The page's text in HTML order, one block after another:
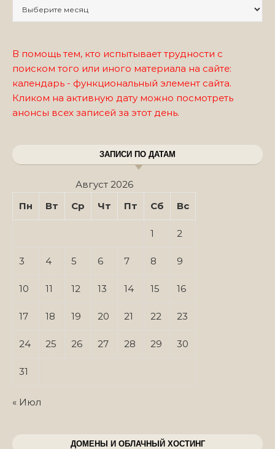
В помощь тем, кто испытывает трудности с
поиском того или иного материала на сайте:
календарь - функциональный элемент сайта.
Кликом на активную дату можно посмотреть
анонсы всех записей за этот день.
ЗАПИСИ ПО ДАТАМ
Август 2026
Пн
Вт Ср Чт Пт Сб Вс
1 2
3 4 5 6 7 8 9
10 11 12 13 14 15 16
17 18 19 20 21 22 23
24 25 26 27 28 29 30
31
« Июл
ДОМЕНЫ И ОБЛАЧНЫЙ ХОСТИНГ